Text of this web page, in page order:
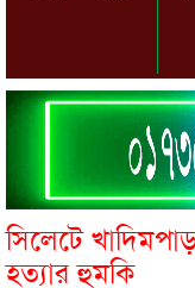
সিলেটে
হত্যার হুমকি